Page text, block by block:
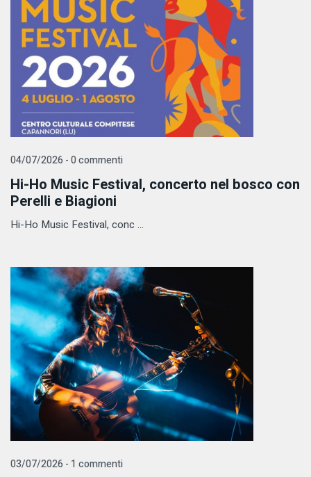
04/07/2026 - 0 commenti
Hi-Ho Music Festival, concerto nel bosco con
Perelli e Biagioni
Hi-Ho Music Festival, conc ...
03/07/2026 - 1 commenti